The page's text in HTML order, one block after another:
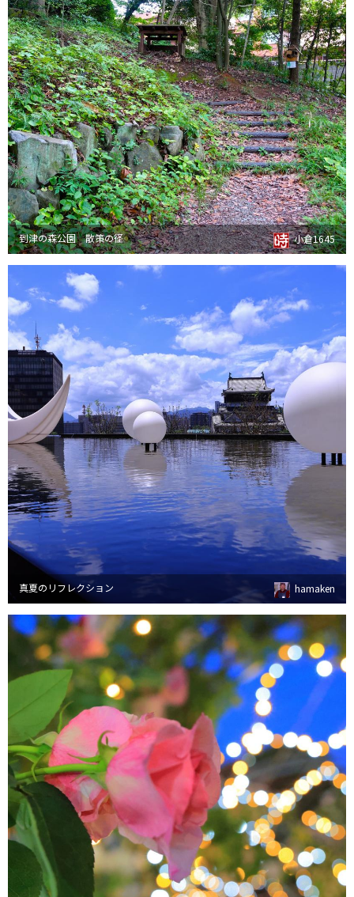
到津の森公園 散策の径 小倉1645
真夏のリフレクション hamaken